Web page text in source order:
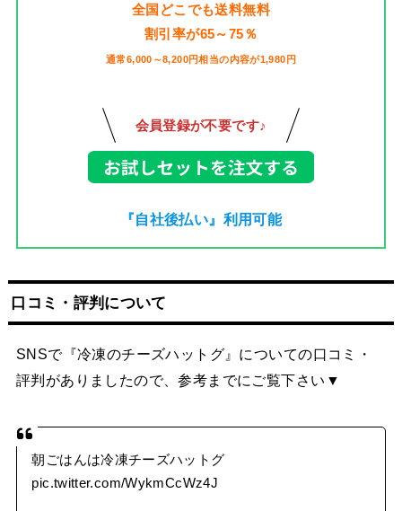
全国どこでも送料無料
割引率が65～75％
通常6,000～8,200円相当の内容が1,980円
会員登録が不要です♪
『自社後払い』利用可能
口コミ・評判について
SNSで『冷凍のチーズハットグ』についての口コミ・
評判がありましたので、参考までにご覧下さい▼
朝ごはんは冷凍チーズハットグ
pic.twitter.com/WykmCcWz4J